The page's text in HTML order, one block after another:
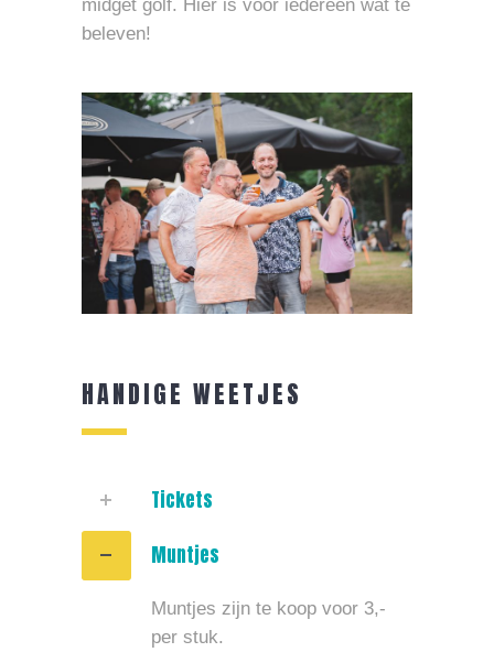
midget golf. Hier is voor iedereen wat te
beleven!
HANDIGE WEETJES
Tickets
Muntjes
Muntjes zijn te koop voor 3,-
per stuk.